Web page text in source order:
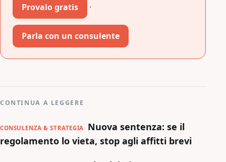
Provalo gratis ·
Parla con un consulente
CONTINUA A LEGGERE
CONSULENZA & STRATEGIA
Nuova sentenza: se il
regolamento lo vieta, stop agli affitti brevi